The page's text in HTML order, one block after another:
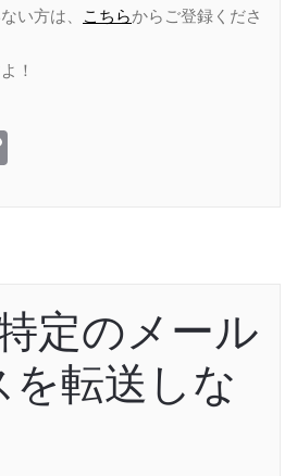
い方は、
こちらからご登録くださ
！
定のメール
を転送しな